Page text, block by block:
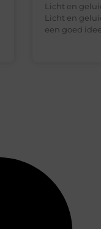
Licht en
Licht en
een goed